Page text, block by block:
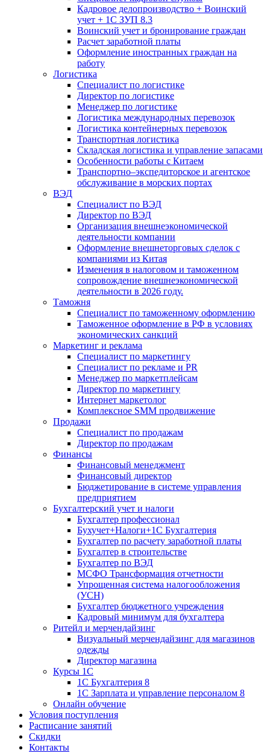
Кадровое делопроизводство + Воинский
учет + 1С ЗУП 8.3
Воинский учет и бронирование граждан
Расчет заработной платы
Оформление иностранных граждан на
работу
Логистика
Специалист по логистике
Директор по логистике
Менеджер по логистике
Логистика международных перевозок
Логистика контейнерных перевозок
Транспортная логистика
Складская логистика и управление запасами
Особенности работы с Китаем
Транспортно–экспедиторское и агентское
обслуживание в морских портах
ВЭД
Специалист по ВЭД
Директор по ВЭД
Организация внешнеэкономической
деятельности компании
Оформление внешнеторговых сделок с
компаниями из Китая
Изменения в налоговом и таможенном
сопровождение внешнеэкономической
деятельности в 2026 году.
Таможня
Специалист по таможенному оформлению
Таможенное оформление в РФ в условиях
экономических санкций
Маркетинг и реклама
Специалист по маркетингу
Специалист по рекламе и PR
Менеджер по маркетплейсам
Директор по маркетингу
Интернет маркетолог
Комплексное SMM продвижение
Продажи
Специалист по продажам
Директор по продажам
Финансы
Финансовый менеджмент
Финансовый директор
Бюджетирование в системе управления
предприятием
Бухгалтерский учет и налоги
Бухгалтер профессионал
Бухучет+Налоги+1С Бухгалтерия
Бухгалтер по расчету заработной платы
Бухгалтер в строительстве
Бухгалтер по ВЭД
МСФО Трансформация отчетности
Упрощенная система налогообложения
(УСН)
Бухгалтер бюджетного учреждения
Кадровый минимум для бухгалтера
Ритейл и мерчендайзинг
Визуальный мерчендайзинг для магазинов
одежды
Директор магазина
Курсы 1С
1С Бухгалтерия 8
1С Зарплата и управление персоналом 8
Онлайн обучение
Условия поступления
Расписание занятий
Скидки
Контакты